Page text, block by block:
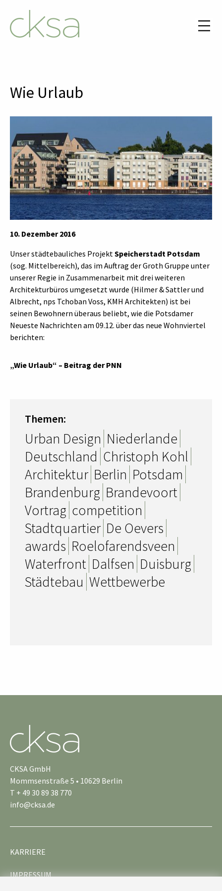
Wie Urlaub
10. Dezember 2016
Unser städtebauliches Projekt Speicherstadt Potsdam
(sog. Mittelbereich), das im Auftrag der Groth Gruppe unter
unserer Regie in Zusammenarbeit mit drei weiteren
Architekturbüros umgesetzt wurde (Hilmer & Sattler und
Albrecht, nps Tchoban Voss, KMH Architekten) ist bei
seinen Bewohnern überaus beliebt, wie die Potsdamer
Neueste Nachrichten am 09.12. über das neue Wohnviertel
berichten:
„Wie Urlaub“ – Beitrag der PNN
Themen:
Urban Design Niederlande
Deutschland Christoph Kohl
Architektur Berlin Potsdam
Brandenburg Brandevoort
Vortrag competition
Stadtquartier De Oevers
awards Roelofarendsveen
Waterfront Dalfsen Duisburg
Städtebau Wettbewerbe
CKSA GmbH
Mommsenstraße 5 • 10629 Berlin
T + 49 30 89 38 770
info@cksa.de
KARRIERE
IMPRESSUM